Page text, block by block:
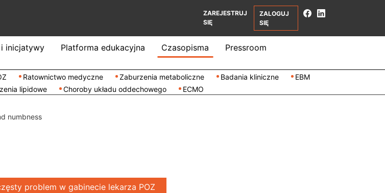
ZAREJESTRUJ
SIĘ
ZALOGUJ
SIĘ
inicjatywy Platforma edukacyjna Czasopisma Pressroom
Ratownictwo medyczne Zaburzenia metaboliczne Badania kliniczne
EBM
lipidowe Choroby układu oddechowego ECMO
numbness
problem w gabinecie lekarza POZ